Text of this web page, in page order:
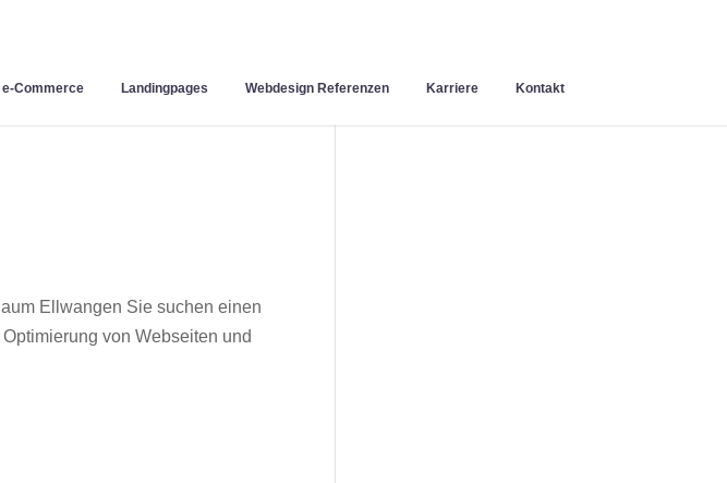
e-Commerce Landingpages Webdesign Referenzen Karriere Kontakt
Ellwangen Sie suchen einen
von Webseiten und